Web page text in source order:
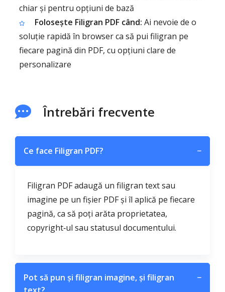
chiar și pentru opțiuni de bază
Folosește Filigran PDF când: Ai nevoie de o
soluție rapidă în browser ca să pui filigran pe
fiecare pagină din PDF, cu opțiuni clare de
personalizare
Întrebări frecvente
Ce face Filigran PDF? −
Filigran PDF adaugă un filigran text sau
imagine pe un fișier PDF și îl aplică pe fiecare
pagină, ca să poți arăta proprietatea,
copyright‑ul sau statusul documentului.
Pot să pun și filigran imagine, și filigran
−